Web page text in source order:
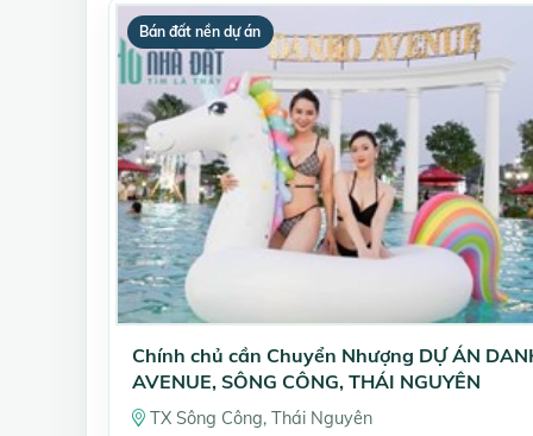
Bán đất nền dự án
Chính chủ cần Chuyển Nhượng DỰ ÁN
AVENUE, SÔNG CÔNG, THÁI NGUYÊN
TX Sông Công, Thái Nguyên